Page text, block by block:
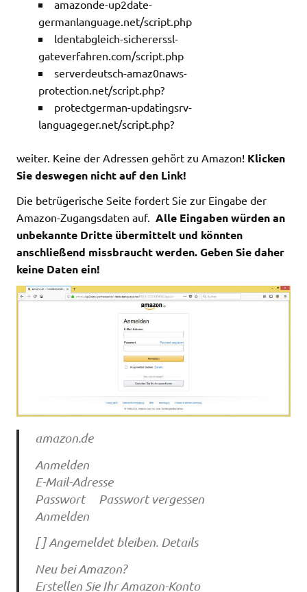
amazonde-up2date-
germanlanguage.net/script.php
ldentabgleich-sichererssl-
gateverfahren.com/script.php
serverdeutsch-amaz0naws-
protection.net/script.php?
protectgerman-updatingsrv-
languageger.net/script.php?
weiter. Keine der Adressen gehört zu Amazon! Klicken
Sie deswegen nicht auf den Link!
Die betrügerische Seite fordert Sie zur Eingabe der
Amazon-Zugangsdaten auf. Alle Eingaben würden an
unbekannte Dritte übermittelt und könnten
anschließend missbraucht werden. Geben Sie daher
keine Daten ein!
amazon.de
Anmelden
E-Mail-Adresse
Passwort Passwort vergessen
Anmelden
[ ] Angemeldet bleiben. Details
Neu bei Amazon?
Erstellen Sie Ihr Amazon-Konto